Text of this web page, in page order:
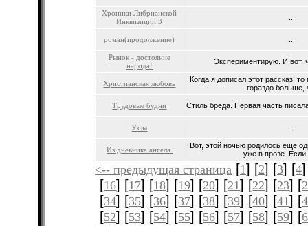
Хроники Либрианской
Инквизиции 3
роман(продолжение)
Рынок - достояние
народа!
Экспериментирую. И вот,
Христианская любовь
Когда я дописал этот рассказ,
гораздо больше,
Трудовые будни Стиль бреда. Первая часть
Узлы
Из дневника ангела.
Вот, этой ночью родилось еще
уже в прозе. Если
<-- предыдущая страница [1] [2] [3] [4
[16] [17] [18] [19] [20] [21] [22] [23] [
[34] [35] [36] [37] [38] [39] [40] [41] [
[52] [53] [54] [55] [56] [57] [58] [59] [